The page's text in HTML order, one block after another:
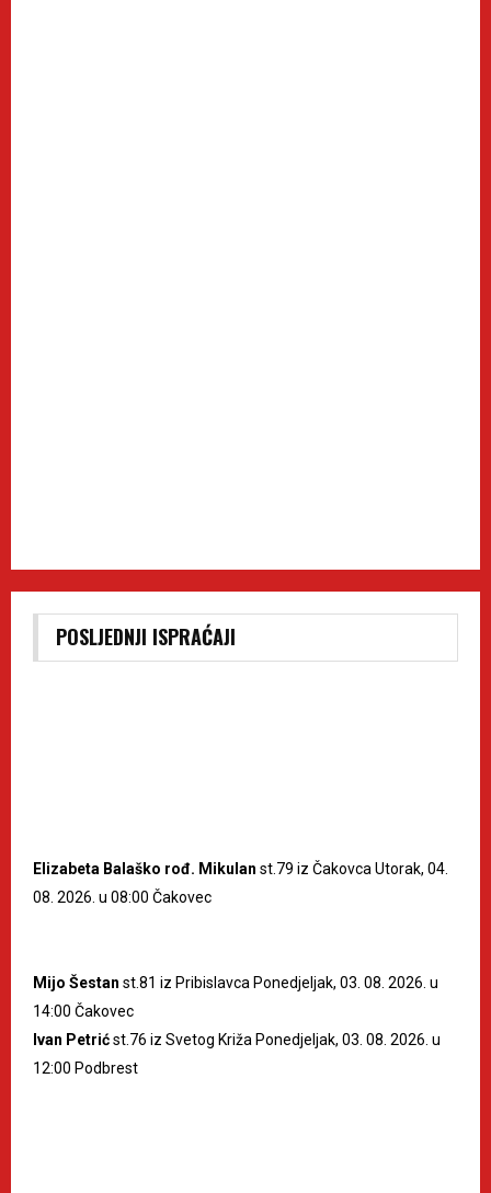
POSLJEDNJI ISPRAĆAJI
Elizabeta Balaško rođ. Mikulan st.79 iz Čakovca Utorak, 04.
08. 2026. u 08:00 Čakovec
Mijo Šestan st.81 iz Pribislavca Ponedjeljak, 03. 08. 2026. u
14:00 Čakovec
Ivan Petrićst.76 iz Svetog Križa Ponedjeljak, 03. 08. 2026. u
12:00 Podbrest